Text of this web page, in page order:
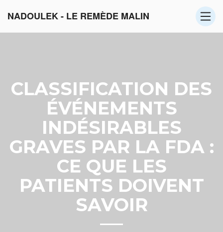
NADOULEK - LE REMÈDE MALIN
CLASSIFICATION DES
ÉVÉNEMENTS
INDÉSIRABLES
GRAVES PAR LA FDA :
CE QUE LES
PATIENTS DOIVENT
SAVOIR